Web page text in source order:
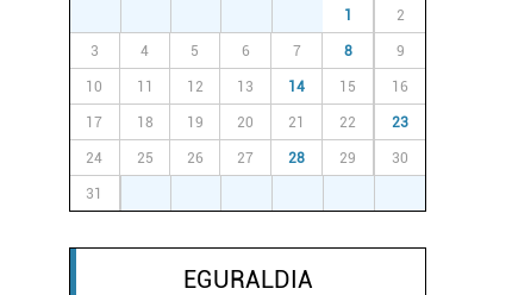
1 2
3 4 5 6 7 8 9
10 11 12 13 14 15 16
17 18 19 20 21 22 23
24 25 26 27 28 29 30
31
EGURALDIA